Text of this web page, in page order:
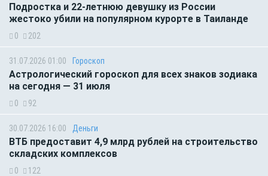
Подростка и 22-летнюю девушку из России
жестоко убили на популярном курорте в Таиланде
0 202
31.07.2026 01:00 Гороскоп
Астрологический гороскоп для всех знаков зодиака
на сегодня — 31 июля
0 92
30.07.2026 16:00 Деньги
ВТБ предоставит 4,9 млрд рублей на строительство
складских комплексов
0 122